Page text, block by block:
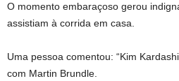
O momento embaraçoso gerou
assistiam à corrida em casa.
Uma pessoa comentou: “Kim
com Martin Brundle.